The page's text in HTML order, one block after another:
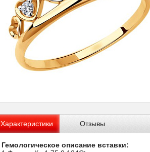
Характеристики Отзывы
Гемологическое описание вставки: